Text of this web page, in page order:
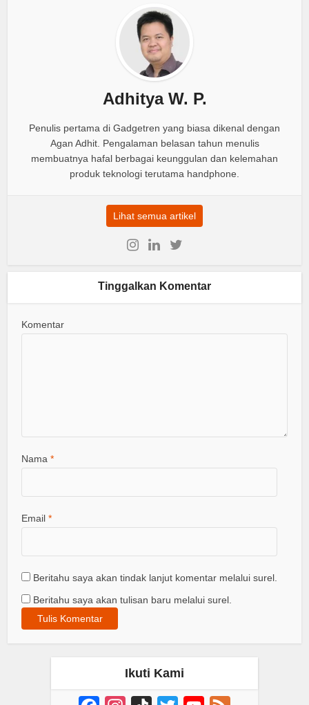
Adhitya W. P.
Penulis pertama di Gadgetren yang biasa dikenal dengan
Agan Adhit. Pengalaman belasan tahun menulis
membuatnya hafal berbagai keunggulan dan kelemahan
produk teknologi terutama handphone.
Lihat semua artikel
Tinggalkan Komentar
Komentar
Nama*
Email*
Beritahu saya akan tindak lanjut komentar melalui surel.
Beritahu saya akan tulisan baru melalui surel.
Ikuti Kami